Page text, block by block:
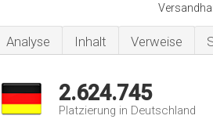
Analyse Inhalt Verweise
2.624.745
Platzierung in Deutschland